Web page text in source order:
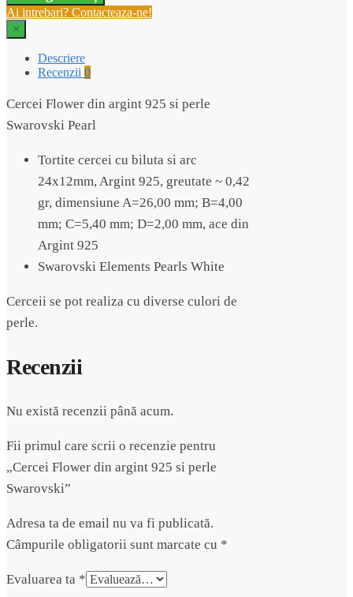
din
argint
925
perle
Ai intrebari? Contacteaza-ne!
×
Descriere
Recenzii 0
Cercei Flower din argint 925 si perle
Swarovski Pearl
Tortite cercei cu biluta si arc
24x12mm, Argint 925, greutate ~ 0,42
gr, dimensiune A=26,00 mm; B=4,00
mm; C=5,40 mm; D=2,00 mm, ace din
Argint 925
Swarovski Elements Pearls White
Cerceii se pot realiza cu diverse culori de
perle.
Recenzii
Nu există recenzii până acum.
Fii primul care scrii o recenzie pentru
„Cercei Flower din argint 925 si perle
Swarovski”
Adresa ta de email nu va fi publicată.
Câmpurile obligatorii sunt marcate cu *
Evaluarea ta *